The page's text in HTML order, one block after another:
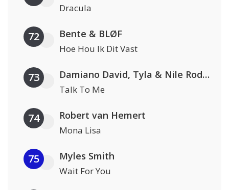
Dracula
72 Bente & BLØF
Hoe Hou Ik Dit Vast
73 Damiano David, Tyla & Nile Rodgers
Talk To Me
74 Robert van Hemert
Mona Lisa
75 Myles Smith
Wait For You